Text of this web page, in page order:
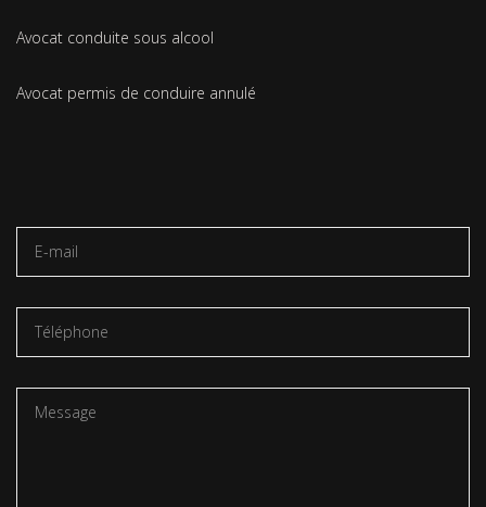
Avocat conduite sous alcool
Avocat permis de conduire annulé